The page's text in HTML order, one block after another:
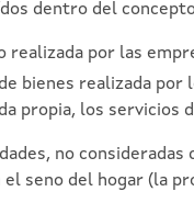
dentro del concepto
realizada por las
bienes realizada por
propia, los servicios
no
seno del hogar (la